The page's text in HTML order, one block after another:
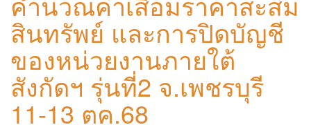
สินทรัพย์ และการปิดบัญชี
ของหน่วยงานภายใต้
สังกัดฯ รุ่นที่2 จ.เพชรบุรี
11-13 ตค.68